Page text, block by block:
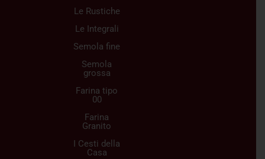
Le Rustiche
Le Integrali
Semola fine
Semola
grossa
Farina tipo
00
Farina
Granito
I Cesti della
Casa